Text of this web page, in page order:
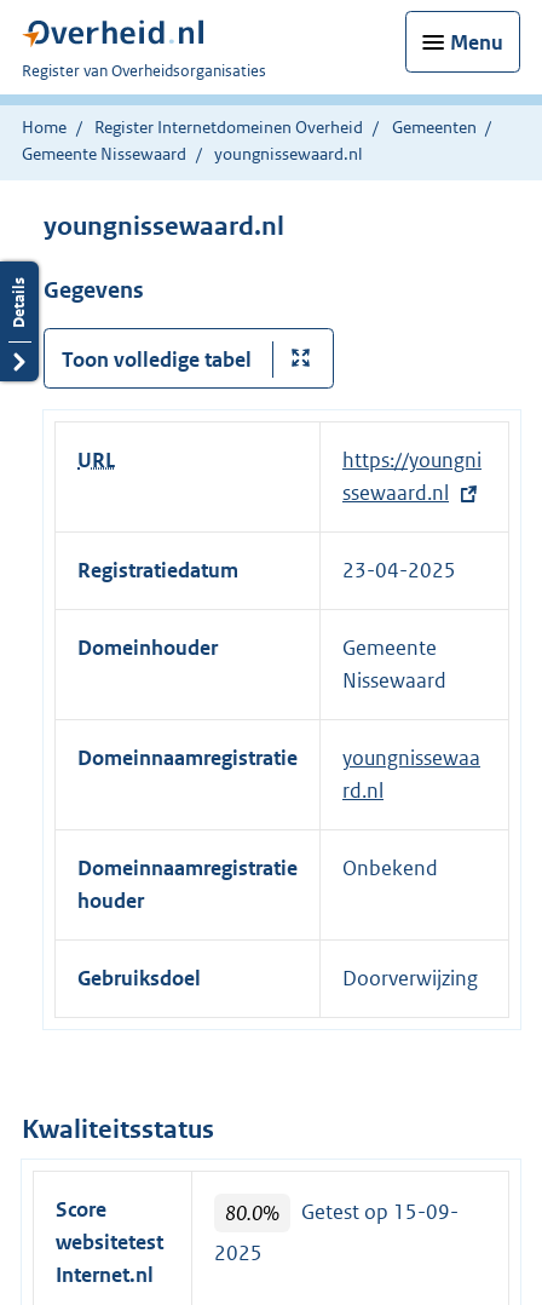
Menu
U
bent
nu
hier:
Register van Overheidsorganisaties
Home Register Internetdomeinen Overheid
Gemeenten
Gemeente Nissewaard
youngnissewaard.nl
youngnissewaard.nl
Gegevens
Toon volledige tabel
URL
E
x
t
e
e
l
i
n
k
https://youngni
ssewaard.nl
Registratiedatum 23-04-2025
Domeinhouder
Gemeente
Nissewaard
Domeinnaamregistratie
youngnissewaa
rd.nl
Domeinnaamregistratie
houder
Onbekend
Gebruiksdoel Doorverwijzing
Kwaliteitsstatus
Score
websitetest
Internet.nl
80.0%
Getest op 15-09-
2025